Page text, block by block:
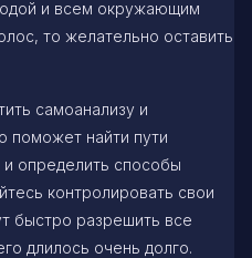
и всем окружающим
то желательно оставить
самоанализу и
поможет найти пути
определить способы
контролировать свои
быстро разрешить все
длилось очень долго.